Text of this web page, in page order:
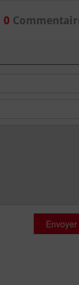
0
Envoyer